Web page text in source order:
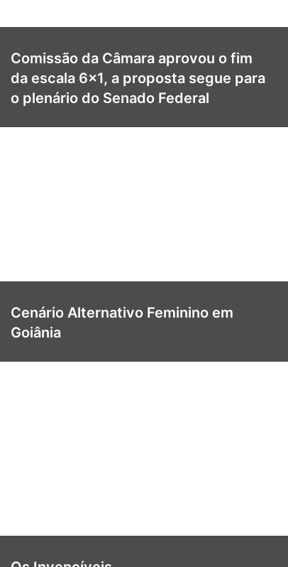
Comissão da Câmara aprovou o fim
da escala 6×1, a proposta segue para
o plenário do Senado Federal
Cenário Alternativo Feminino em
Goiânia